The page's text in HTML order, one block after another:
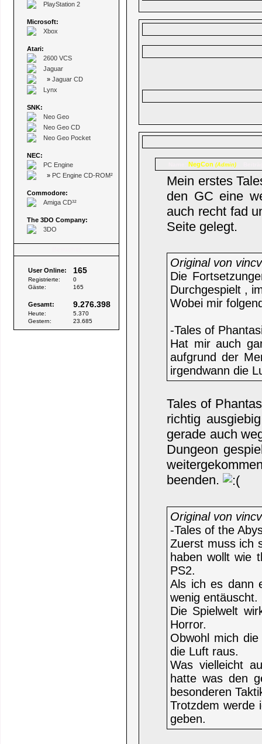
PlayStation 2
Microsoft:
Xbox
Atari:
2600 VCS
Jaguar
» Jaguar CD
Lynx
SNK:
Neo Geo
Neo Geo CD
Neo Geo Pocket
NEC:
PC Engine
» PC Engine CD-ROM²
Commodore:
Amiga CD³²
The 3DO Company:
3DO
User Online: 165
Registrierte:
0
Gäste:
165
Gesamt: 9.276.398
Heute:
5.370
Gestern:
23.685
NegCon (Admin)
Mein erstes
den GC eine
auch recht fad
Seite gelegt.
Original von
Die
Durchgespielt ,
Wobei mir
-Tales of
Hat mir auch
aufgrund der
irgendwann die
Tales of
richtig
gerade auch
Dungeon
beenden.
Original von
-Tales of the
Zuerst muss ich
haben wollt wie
PS2.
Als ich es dann
wenig entäuscht.
Die Spielwelt
Horror.
Obwohl mich
die Luft raus.
Was vielleicht
hatte was den
besonderen
Trotzdem werde
geben.